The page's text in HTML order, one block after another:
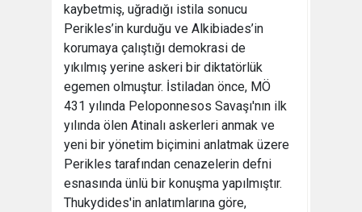
kaybetmiş, uğradığı istila sonucu
Perikles’in kurduğu ve Alkibiades’in
korumaya çalıştığı demokrasi de
yıkılmış yerine askeri bir diktatörlük
egemen olmuştur. İstiladan önce, MÖ
431 yılında Peloponnesos Savaşı'nın ilk
yılında ölen Atinalı askerleri anmak ve
yeni bir yönetim biçimini anlatmak üzere
Perikles tarafından cenazelerin defni
esnasında ünlü bir konuşma yapılmıştır.
Thukydides'in anlatımlarına göre,